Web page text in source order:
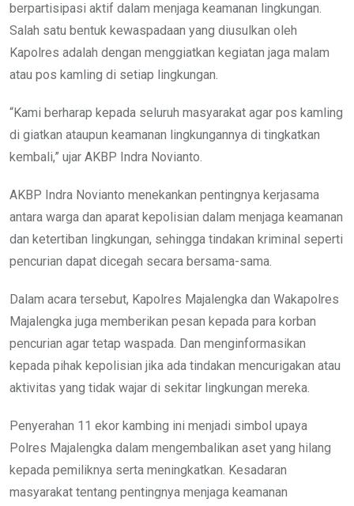
berpartisipasi aktif dalam menjaga keamanan lingkungan.
Salah satu bentuk kewaspadaan yang diusulkan oleh
Kapolres adalah dengan menggiatkan kegiatan jaga malam
atau pos kamling di setiap lingkungan.
“Kami berharap kepada seluruh masyarakat agar pos kamling
di giatkan ataupun keamanan lingkungannya di tingkatkan
kembali,” ujar AKBP Indra Novianto.
AKBP Indra Novianto menekankan pentingnya kerjasama
antara warga dan aparat kepolisian dalam menjaga keamanan
dan ketertiban lingkungan, sehingga tindakan kriminal seperti
pencurian dapat dicegah secara bersama-sama.
Dalam acara tersebut, Kapolres Majalengka dan Wakapolres
Majalengka juga memberikan pesan kepada para korban
pencurian agar tetap waspada. Dan menginformasikan
kepada pihak kepolisian jika ada tindakan mencurigakan atau
aktivitas yang tidak wajar di sekitar lingkungan mereka.
Penyerahan 11 ekor kambing ini menjadi simbol upaya
Polres Majalengka dalam mengembalikan aset yang hilang
kepada pemiliknya serta meningkatkan. Kesadaran
masyarakat tentang pentingnya menjaga keamanan